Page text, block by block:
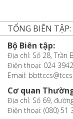
TỔNG BIÊN TẬP:
Bộ Biên tập:
Địa chỉ: Số 28, Trần
Điện thoại: 024
Email:
Cơ quan
Địa chỉ: Số 69,
Điện thoại: (080) 51